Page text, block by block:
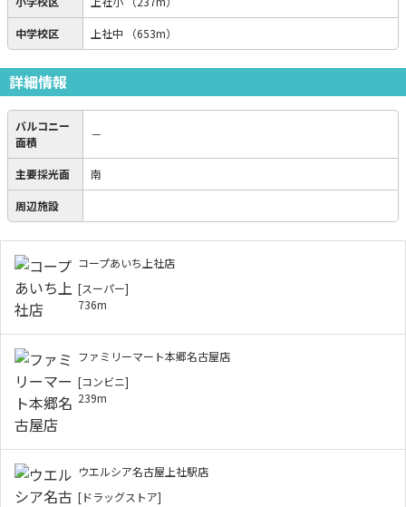
中学校区 上社中 （653m）
詳細情報
バルコニー
面積
－
主要採光面 南
周辺施設
コープあいち上社店
[スーパー]
736m
ファミリーマート本郷名古屋店
[コンビニ]
239m
ウエルシア名古屋上社駅店
[ドラッグストア]